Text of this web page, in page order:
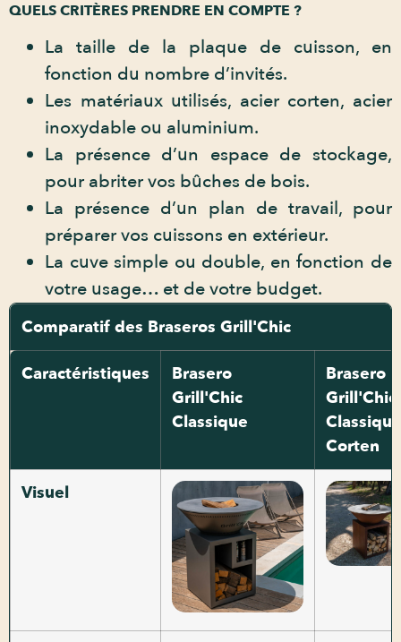
QUELS CRITÈRES PRENDRE EN COMPTE ?
La taille de la plaque de cuisson, en
fonction du nombre d’invités.
Les matériaux utilisés, acier corten, acier
inoxydable ou aluminium.
La présence d’un espace de stockage,
pour abriter vos bûches de bois.
La présence d’un plan de travail, pour
préparer vos cuissons en extérieur.
La cuve simple ou double, en fonction de
votre usage… et de votre budget.
Comparatif des Braseros Grill'Chic
Caractéristiques
Brasero
Grill'Chic
Classique
Brasero
Grill'Chic
Classique
Corten
Visuel